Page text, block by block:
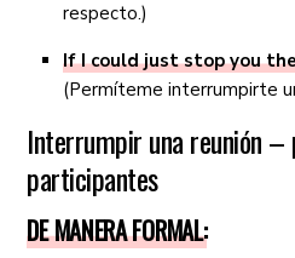
respecto.)
If I could just stop you
(Permíteme interrumpirte
Interrumpir una reunión
participantes
DE MANERA FORMAL: